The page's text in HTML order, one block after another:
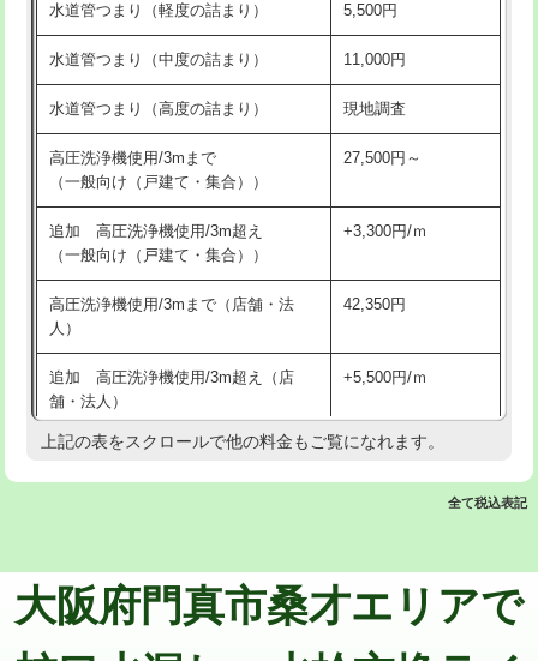
洗面台設置 38,500円
化粧台設置 22,000円
追加人工 16,500円
廃棄・処分 現場見積
※給水管工事は20mmまでの価格です。
交換・取付(排水栓・排水トラップ
22,000円+材料費
持込商品取付（混合水栓）
持込商品取付（浄水器・分岐水栓） 16,500円
業）
排水管工事（追加 排水管工事/3ｍ超
え）
マス交換（土の掘削・埋め戻し作業） 11,000円~
マス交換（深さ50㎝以上） 66,000円
水道管つまり（軽度の詰まり） 5,500円
水道管つまり（中度の詰まり） 11,000円
水道管つまり（高度の詰まり） 現地調査
高圧洗浄機使用/3mまで
（一般向け（戸建て・集合））
27,500円～
追加 高圧洗浄機使用/3m超え
（一般向け（戸建て・集合））
+3,300円/ｍ
高圧洗浄機使用/3mまで（店舗・法
人）
42,350円
追加 高圧洗浄機使用/3m超え（店
舗・法人）
+5,500円/ｍ
高度高圧洗浄換 現地調査
追加トーラー機使用/3m超え +3,300円
カメラ調査 33,000円
上記の表をスクロールで他の料金もご覧になれます。
全て税込表記
大阪府門真市桑才エリアで